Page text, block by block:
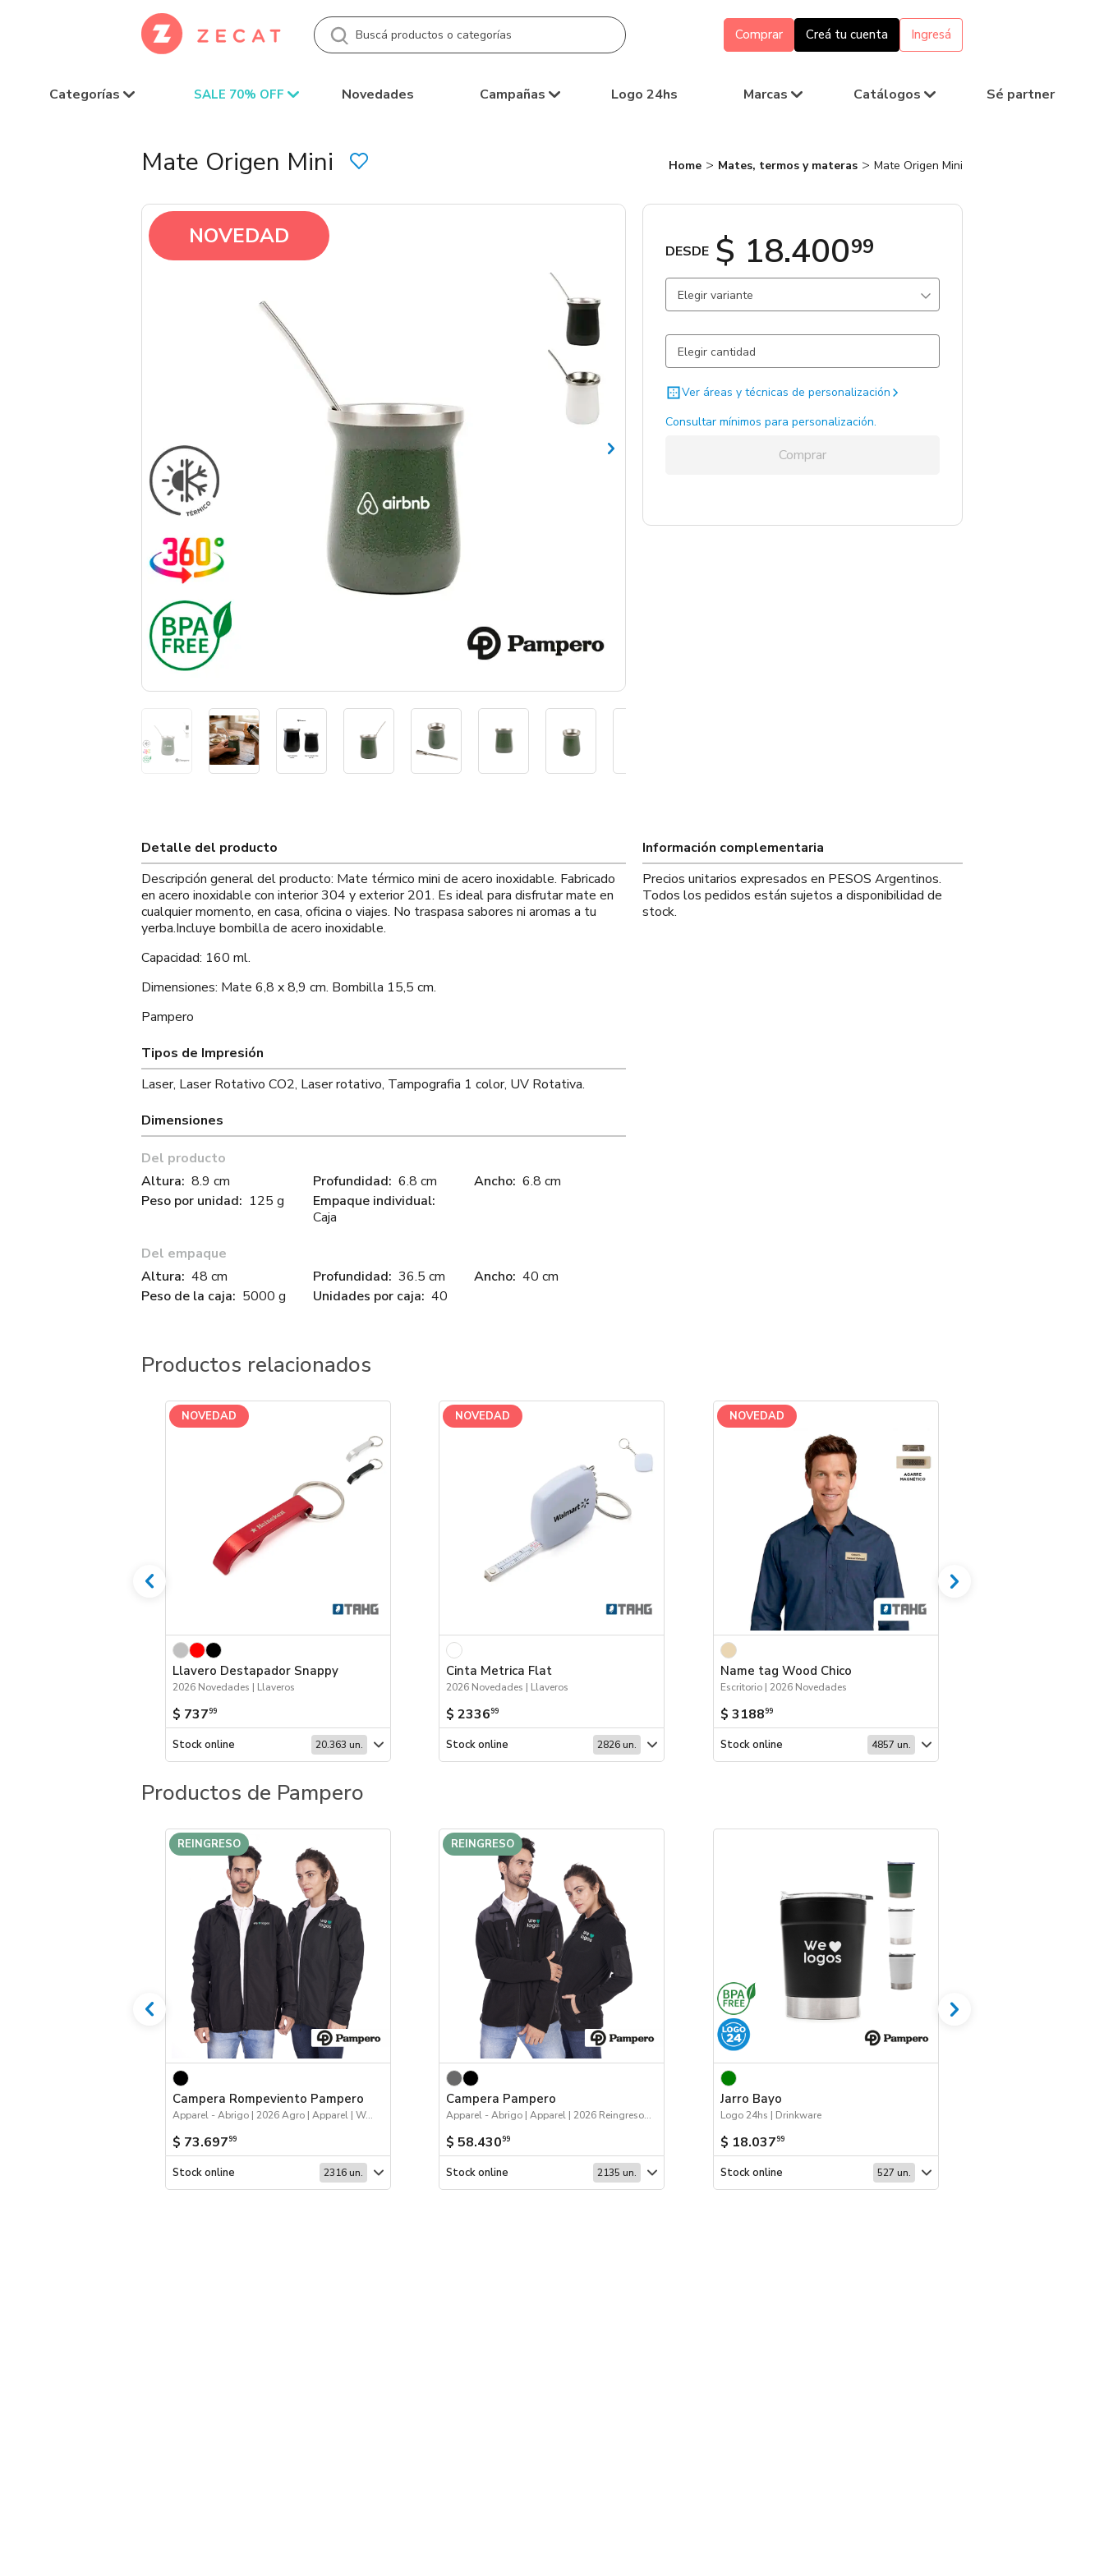
Comprar Creá tu cuenta Ingresá
Categorías SALE 70% OFF Novedades Campañas Logo 24hs Marcas Catálogos Sé partner
Mate Origen Mini Home Mates, termos y materas Mate Origen Mini
NOVEDAD
DESDE $ 18.40099
Elegir variante
Verde / Verde / A.Inox/Hier 1690 un.
Blanco / Blanco / A.Inox/Hier 55 un.
Negro / Negro / A.Inox/Hier Sin Stock
Ver áreas y técnicas de personalización
Consultar mínimos para personalización.
Comprar
Detalle del producto
Descripción general del producto: Mate térmico mini de acero inoxidable. Fabricado
en acero inoxidable con interior 304 y exterior 201. Es ideal para disfrutar mate en
cualquier momento, en casa, oficina o viajes. No traspasa sabores ni aromas a tu
yerba.Incluye bombilla de acero inoxidable.
Capacidad: 160 ml.
Dimensiones: Mate 6,8 x 8,9 cm. Bombilla 15,5 cm.
Pampero
Tipos de Impresión
Laser, Laser Rotativo CO2, Laser rotativo, Tampografia 1 color, UV Rotativa.
Dimensiones
Del producto
Altura: 8.9 cm
Peso por unidad: 125 g
Profundidad: 6.8 cm
Empaque individual:
Caja
Ancho: 6.8 cm
Del empaque
Altura: 48 cm
Peso de la caja: 5000 g
Profundidad: 36.5 cm
Unidades por caja: 40
Ancho: 40 cm
Información complementaria
Precios unitarios expresados en PESOS Argentinos.
Todos los pedidos están sujetos a disponibilidad de
stock.
Productos relacionados
NOVEDAD
Llavero Destapador Snappy
2026 Novedades | Llaveros
$ 73799
Stock online 20.363 un.
NOVEDAD
Cinta Metrica Flat
2026 Novedades | Llaveros
$ 233699
Stock online 2826 un.
NOVEDAD
Name tag Wood Chico
Escritorio | 2026 Novedades
$ 318899
Stock online 4857 un.
Productos de Pampero
REINGRESO
Campera Rompeviento Pampero
Apparel - Abrigo | 2026 Agro | Apparel | Workwear | 2026 Reingresos
$ 73.69799
Stock online 2316 un.
REINGRESO
Campera Pampero
Apparel - Abrigo | Apparel | 2026 Reingresos | Workwear
$ 58.43099
Stock online 2135 un.
Jarro Bayo
Logo 24hs | Drinkware
$ 18.03799
Stock online 527 un.